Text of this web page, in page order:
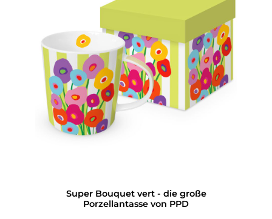
Super Bouquet vert - die große
Porzellantasse von PPD